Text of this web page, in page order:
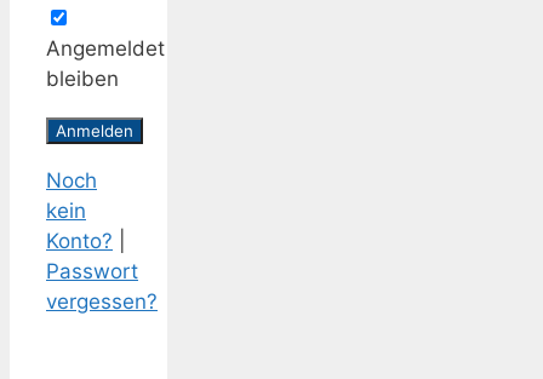
Angemeldet
bleiben
Noch
kein
Konto?
Passwort
vergessen?